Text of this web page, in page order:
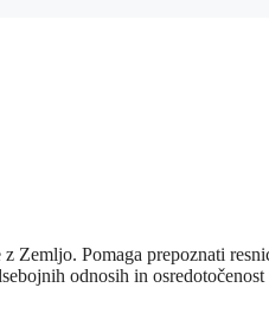
Zemljo. Pomaga prepoznati
odnosih in